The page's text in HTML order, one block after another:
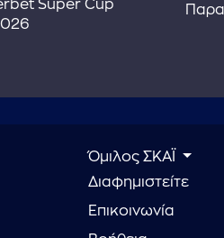
Super Cup
Όμιλος ΣΚΑΪ
Διαφημιστείτε
Επικοινωνία